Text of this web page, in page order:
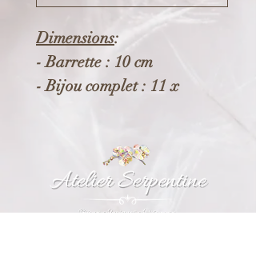
Dimensions:
- Barrette : 10 cm
- Bijou complet : 11 x
Composition:
- Pince en acier inoxydable.
- Eléments en acier et